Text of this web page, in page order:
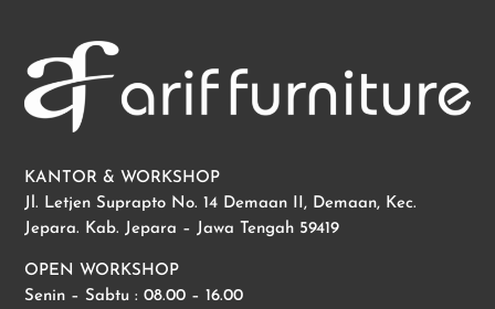
KANTOR & WORKSHOP
Jl. Letjen Suprapto No. 14 Demaan II, Demaan, Kec.
Jepara. Kab. Jepara – Jawa Tengah 59419
OPEN WORKSHOP
Senin – Sabtu : 08.00 – 16.00